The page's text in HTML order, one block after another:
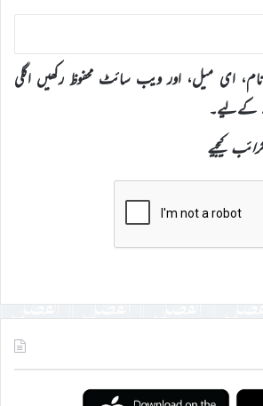
ای میل، اور ویب سائٹ محفوظ رکھیں اگلی
کےلیے۔
کیجیے